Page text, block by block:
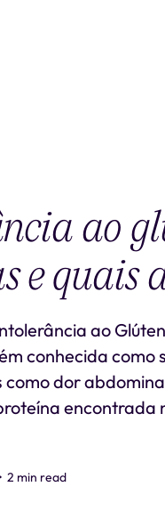
ao
e quais
ao
conhecida como
como dor
encontrada
• 2 min read